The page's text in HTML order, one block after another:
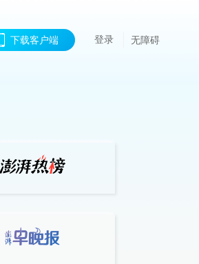
下载客户端 登录 无障碍